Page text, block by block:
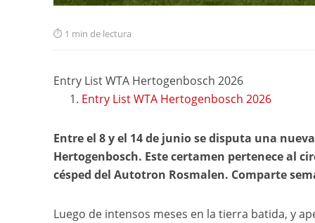
1 min de lectura
Entry List WTA Hertogenbosch 2026
Entry List WTA Hertogenbosch 2026
Entre el 8 y el 14 de junio se disputa una
Hertogenbosch. Este certamen pertenece al
césped del Autotron Rosmalen. Comparte
Luego de intensos meses en la tierra batida, y